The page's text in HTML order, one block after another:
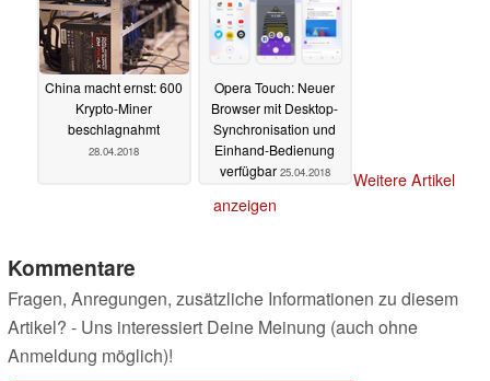
China macht ernst: 600
Krypto-Miner
beschlagnahmt
28.04.2018
Opera Touch: Neuer
Browser mit Desktop-
Synchronisation und
Einhand-Bedienung
verfügbar 25.04.2018
Weitere Artikel
anzeigen
Kommentare
Fragen, Anregungen, zusätzliche Informationen zu diesem
Artikel? - Uns interessiert Deine Meinung (auch ohne
Anmeldung möglich)!